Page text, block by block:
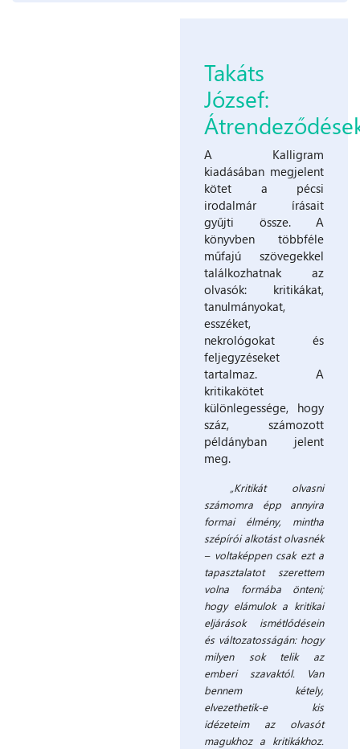
Takáts
József:
A Kalligram
kiadásában megjelent
kötet a pécsi
irodalmár írásait
gyűjti össze. A
könyvben többféle
műfajú szövegekkel
találkozhatnak az
olvasók: kritikákat,
tanulmányokat,
esszéket,
nekrológokat és
feljegyzéseket
tartalmaz. A
kritikakötet
különlegessége, hogy
száz, számozott
példányban jelent
meg.
„Kritikát olvasni
számomra épp annyira
formai élmény, mintha
szépírói alkotást olvasnék
– voltaképpen csak ezt a
tapasztalatot szerettem
volna formába önteni;
hogy elámulok a kritikai
eljárások ismétlődésein
és változatosságán: hogy
milyen sok telik az
emberi szavaktól. Van
bennem kétely,
elvezethetik-e kis
idézeteim az olvasót
magukhoz a kritikákhoz.